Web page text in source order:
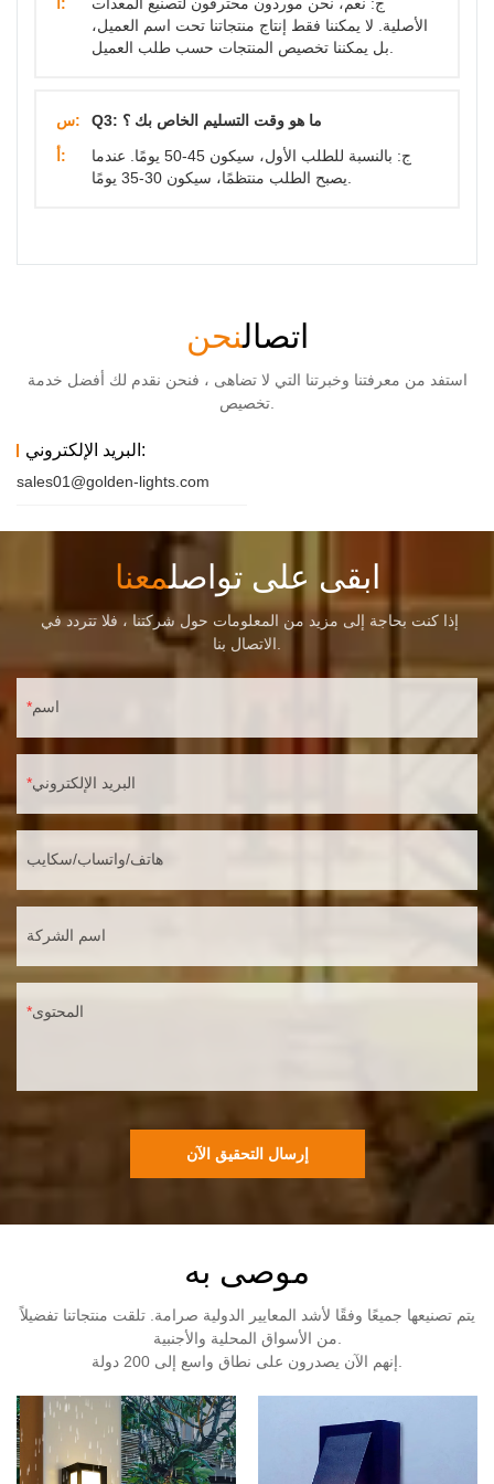
أ:
ج: نعم، نحن موردون محترفون لتصنيع المعدات
الأصلية. لا يمكننا فقط إنتاج منتجاتنا تحت اسم العميل،
بل يمكننا تخصيص المنتجات حسب طلب العميل.
س:
Q3: ما هو وقت التسليم الخاص بك ؟
أ:
ج: بالنسبة للطلب الأول، سيكون 45-50 يومًا. عندما
يصبح الطلب منتظمًا، سيكون 30-35 يومًا.
اتصالنحن
استفد من معرفتنا وخبرتنا التي لا تضاهى ، فنحن نقدم لك أفضل خدمة
البريد الإلكتروني:
sales01@golden-lights.com
ابقى على تواصلمعنا
اسم
البريد الإلكتروني
هاتف/واتساب/سكايب
اسم الشركة
المحتوى
إرسال التحقيق الآن
موصى به
يتم تصنيعها جميعًا وفقًا لأشد المعايير الدولية صرامة. تلقت منتجاتنا تفضيلاً